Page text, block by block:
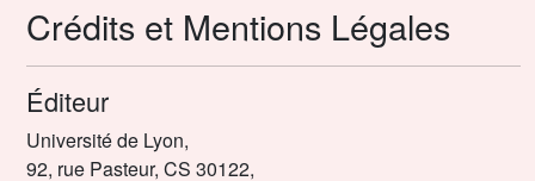
Crédits et Mentions Légales
Éditeur
Université de Lyon,
92, rue Pasteur, CS 30122,